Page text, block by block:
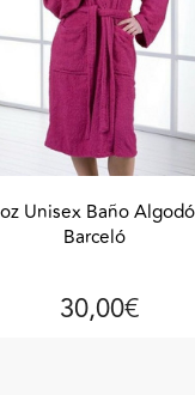
Unisex Baño
Barceló
30,00€